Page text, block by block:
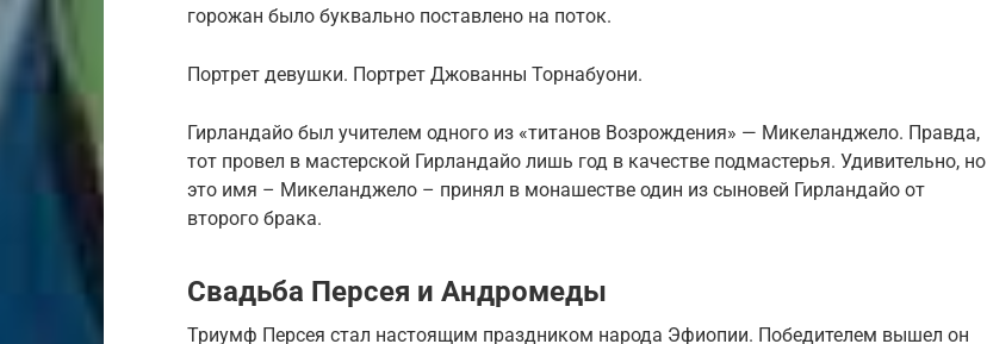
горожан было буквально поставлено на поток.
Портрет девушки. Портрет Джованны Торнабуони.
Гирландайо был учителем одного из «титанов Возрождения» — Микеланджело. Правда,
тот провел в мастерской Гирландайо лишь год в качестве подмастерья. Удивительно, но
это имя – Микеланджело – принял в монашестве один из сыновей Гирландайо от
второго брака.
Свадьба Персея и Андромеды
Триумф Персея стал настоящим праздником народа Эфиопии. Победителем вышел он